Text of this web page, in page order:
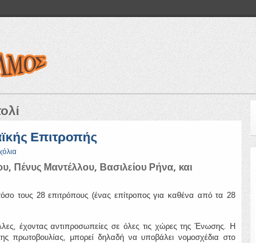
Επιτροπής
Μαντέλλου, Βασιλείου Ρήνα, και
τους 28 επιτρόπους (ένας επίτροπος για καθένα από τα 28
έχοντας αντιπροσωπείες σε όλες τις χώρες της Ένωσης. Η
πρωτοβουλίας, μπορεί δηλαδή να υποβάλει νομοσχέδια στο